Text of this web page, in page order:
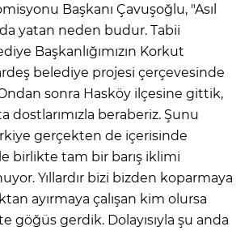
Başkanı Çavuşoğlu, "Asıl
yatan neden budur. Tabii
Başkanlığımızın Korkut
belediye projesi çerçevesinde
sonra Hasköy ilçesine gittik,
dostlarımızla beraberiz. Şunu
gerçekten de içerisinde
birlikte tam bir barış iklimi
Yıllardır bizi bizden koparmaya
ayırmaya çalışan kim olursa
göğüs gerdik. Dolayısıyla şu anda